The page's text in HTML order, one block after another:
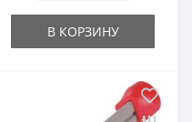
В КОРЗИНУ